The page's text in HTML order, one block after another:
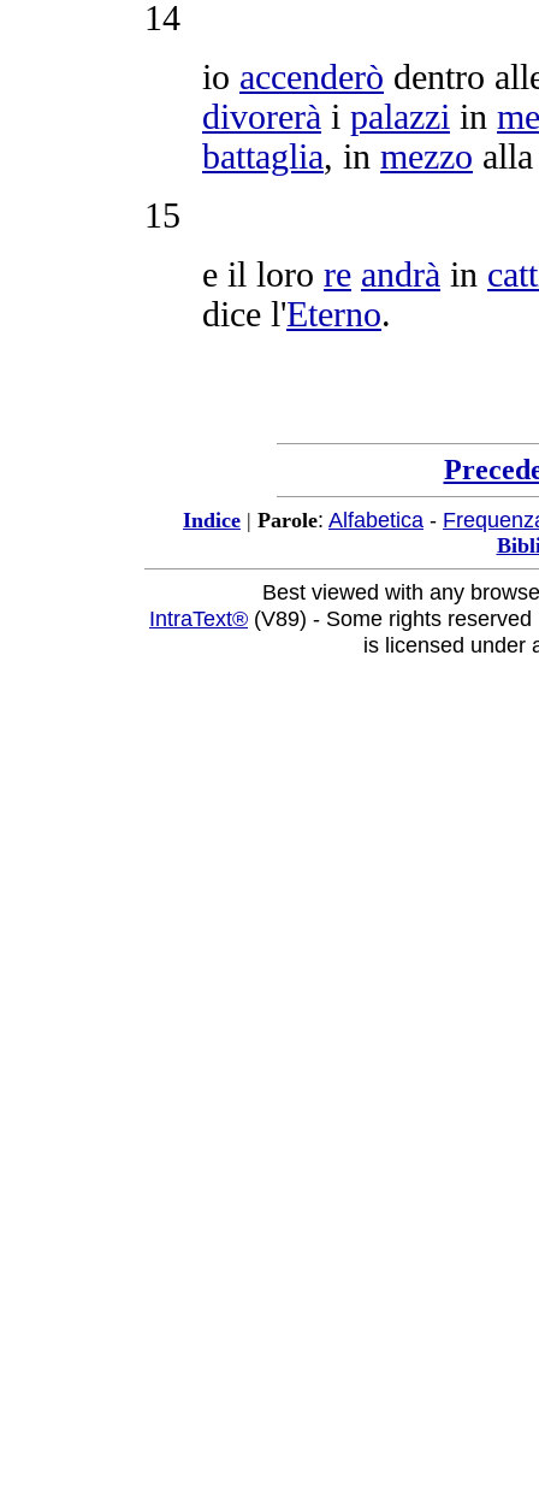
14
io accenderò dentro
divorerà i palazzi in
battaglia, in mezzo
15
e il loro re andrà in
dice l'Eterno.
Indice | Parole: Alfabetica -
Best viewed with any
IntraText® (V89) - Some rights
is licensed under